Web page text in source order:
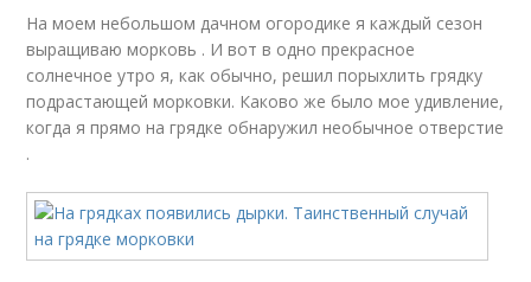
На моем небольшом дачном огородике я каждый сезон
выращиваю морковь . И вот в одно прекрасное
солнечное утро я, как обычно, решил порыхлить грядку
подрастающей морковки. Каково же было мое удивление,
когда я прямо на грядке обнаружил необычное отверстие
.